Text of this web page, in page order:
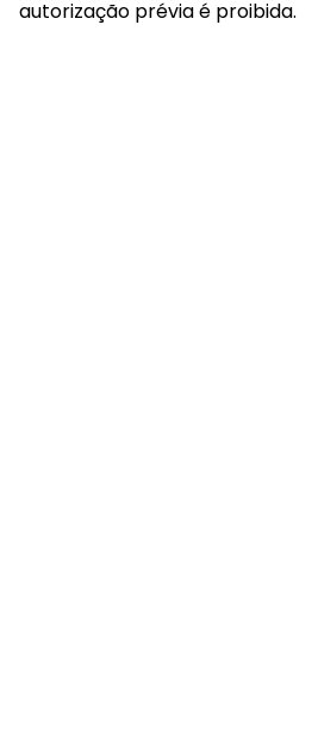
autorização prévia é proibida.